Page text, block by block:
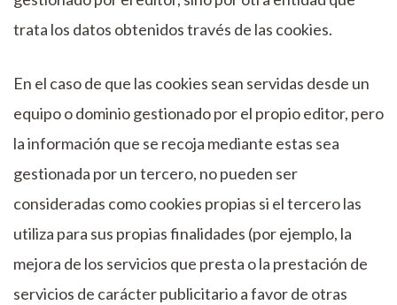
trata los datos obtenidos través de las cookies.
En el caso de que las cookies sean servidas desde un
equipo o dominio gestionado por el propio editor, pero
la información que se recoja mediante estas sea
gestionada por un tercero, no pueden ser
consideradas como cookies propias si el tercero las
utiliza para sus propias finalidades (por ejemplo, la
mejora de los servicios que presta o la prestación de
servicios de carácter publicitario a favor de otras